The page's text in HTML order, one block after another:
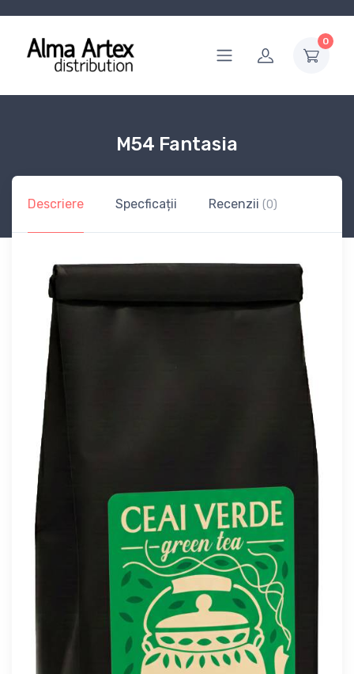
0
M54 Fantasia
Descriere Specficații Recenzii (0)